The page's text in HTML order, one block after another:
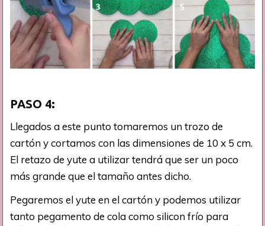
PASO 4:
Llegados a este punto tomaremos un trozo de
cartón y cortamos con las dimensiones de 10 x 5 cm.
El retazo de yute a utilizar tendrá que ser un poco
más grande que el tamaño antes dicho.
Pegaremos el yute en el cartón y podemos utilizar
tanto pegamento de cola como silicon frío para